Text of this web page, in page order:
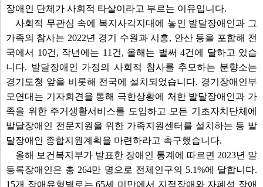
장애인 단체가 사회적 타살이라고 부르는 이유입니다.
사회적 무관심 속에 복지사각지대에 놓인 발달장애인과 그
가족의 참사는 2022년 경기 수원과 시흥, 안산 등을 포함해 전
국에서 10건, 작년에는 11건, 올해는 벌써 4건에 달하고 있습
니다. 발달장애인 가정의 사회적 참사를 추모하는 분향소는
경기도청 앞을 비롯해 전국에 설치되었습니다. 경기장애인부
모연대는 기자회견을 통해 극한상황에 처한 발달장애인과 가
족을 위한 주거생활서비스를 도입하고 모든 기초자치단체에
발달장애인 전문지원을 위한 가족지원센터를 설치하는 등 발
달장애인 종합지원계획을 마련하라고 촉구했습니다.
올해 보건복지부가 발표한 장애인 통계에 따르면 2023년 말
등록장애인은 총 264만 명으로 전체인구의 5.1%에 달합니다.
15개 장애유형별로는 65세 미만에서 지적장애와 자폐성 장애